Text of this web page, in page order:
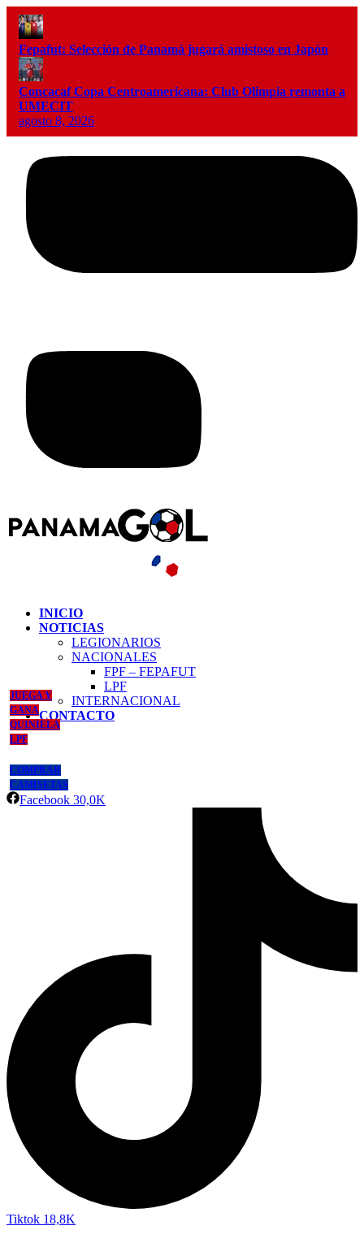
Fepafut: Selección de Panamá jugará amistoso en Japón
Concacaf Copa Centroamericana: Club Olimpia remonta a
UMECIT
agosto 8, 2026
INICIO
NOTICIAS
LEGIONARIOS
NACIONALES
FPF – FEPAFUT
LPF
INTERNACIONAL
CONTACTO
JUEGA Y
GANA
QUINIELA
LPF
COMPRAR
CAMISETAS
Facebook 30,0K
Tiktok 18,8K